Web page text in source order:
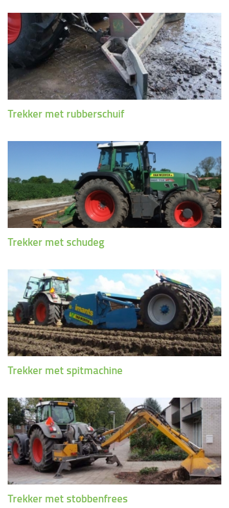
Trekker met rubberschuif
Trekker met schudeg
Trekker met spitmachine
Trekker met stobbenfrees